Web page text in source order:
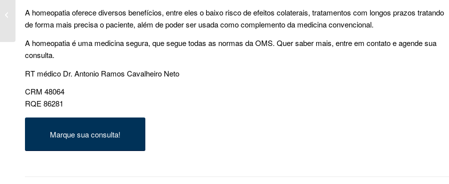
A homeopatia oferece diversos benefícios, entre eles o baixo risco de efeitos colaterais, tratamentos com longos prazos tratando
de forma mais precisa o paciente, além de poder ser usada como complemento da medicina convencional.
A homeopatia é uma medicina segura, que segue todas as normas da OMS. Quer saber mais, entre em contato e agende sua
consulta.
RT médico Dr. Antonio Ramos Cavalheiro Neto
CRM 48064
RQE 86281
Marque sua consulta!
Bater o dedo do pé
pode causar lesão?